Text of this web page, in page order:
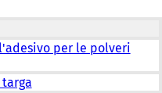
per le polveri